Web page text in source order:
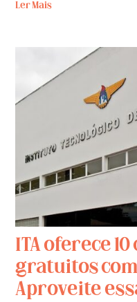
Ler Mais
ITA oferece
gratuitos
Aproveite